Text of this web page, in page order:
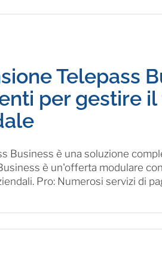
Telepass
per gestire
Business è una soluzione
è un'offerta modulare
Pro: Numerosi servizi di